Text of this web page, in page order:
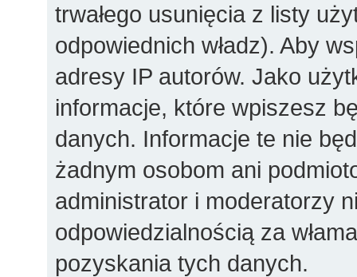
trwałego usunięcia z listy
odpowiednich władz). Aby
adresy IP autorów. Jako
informacje, które wpiszesz
danych. Informacje te nie
żadnym osobom ani
administrator i moderatorzy
odpowiedzialnością za
pozyskania tych danych.